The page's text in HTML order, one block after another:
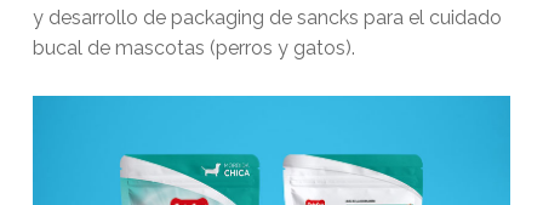
y desarrollo de packaging de sancks para el cuidado
bucal de mascotas (perros y gatos).